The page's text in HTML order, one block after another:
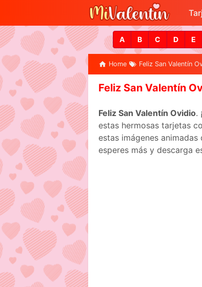
A B C D E
Home Feliz San Valentín
Feliz San Valentín
Feliz San Valentín Ovidio.
estas hermosas tarjetas
estas imágenes
esperes más y descarga